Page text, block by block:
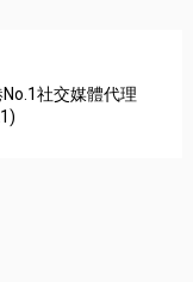
社交媒體代理